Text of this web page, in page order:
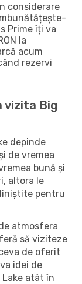
considerare
Prime îți va
la
acum
rezervi
vizita Big
depinde
de vremea
bună și
altora le
pentru
atmosfera
să viziteze
de oferit
idei de
atât în